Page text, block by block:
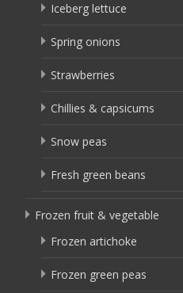
Iceberg lettuce
Spring onions
Strawberries
Chillies & capsicums
Snow peas
Fresh green beans
Frozen fruit & vegetable
Frozen artichoke
Frozen green peas